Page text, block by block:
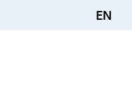
EN